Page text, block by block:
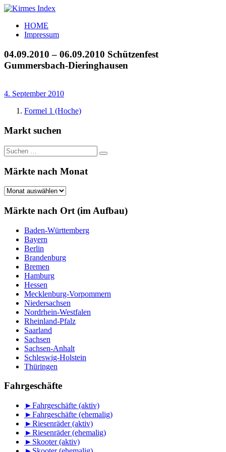
Zum
springen
Kirmes
Index
Tourpläne
der
letzten
Jahre
HOME
Impressum
04.09.2010 – 06.09.2010 Schützenfest
Gummersbach-Dieringhausen
4. September 2010
Formel 1 (Hoche)
Markt suchen
Suchen
nach:
Suchen
Märkte nach Monat
Märkte
Monat
Märkte nach Ort (im Aufbau)
Baden-Württemberg
Bayern
Berlin
Brandenburg
Bremen
Hamburg
Hessen
Mecklenburg-Vorpommern
Niedersachsen
Nordrhein-Westfalen
Rheinland-Pfalz
Saarland
Sachsen
Sachsen-Anhalt
Schleswig-Holstein
Thüringen
Fahrgeschäfte
►Fahrgeschäfte (aktiv)
►Fahrgeschäfte (ehemalig)
►Riesenräder (aktiv)
►Riesenräder (ehemalig)
► Skooter (aktiv)